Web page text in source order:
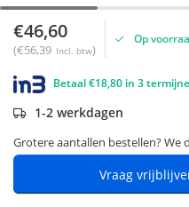
€46,60
(€56,39 Incl. btw)
Op
Betaal €18,80 in 3
1-2 werkdagen
Grotere aantallen bestellen? We
Vraag